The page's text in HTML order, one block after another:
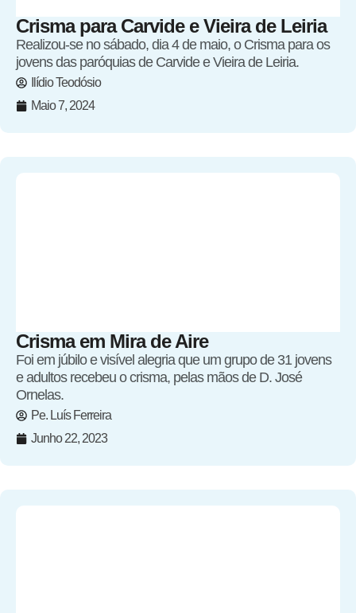
Crisma para Carvide e Vieira de Leiria
Realizou-se no sábado, dia 4 de maio, o Crisma para os
jovens das paróquias de Carvide e Vieira de Leiria.
Ilídio Teodósio
Maio 7, 2024
Crisma em Mira de Aire
Foi em júbilo e visível alegria que um grupo de 31 jovens
e adultos recebeu o crisma, pelas mãos de D. José
Ornelas.
Pe. Luís Ferreira
Junho 22, 2023